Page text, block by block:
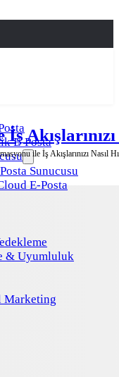
E-Posta
Sunucusu
E-Posta
& Uyumluluk
Marketing
Akışlarınızı
ile İş Akışlarınızı Nasıl